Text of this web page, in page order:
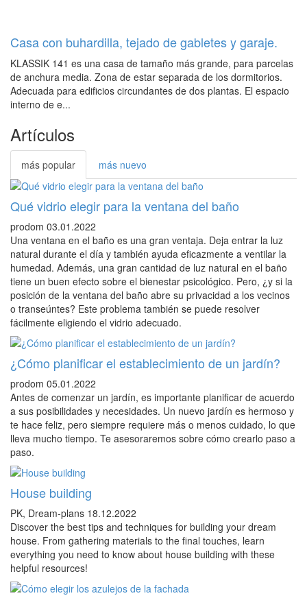
Casa con buhardilla, tejado de gabletes y garaje.
KLASSIK 141 es una casa de tamaño más grande, para parcelas
de anchura media. Zona de estar separada de los dormitorios.
Adecuada para edificios circundantes de dos plantas. El espacio
interno de e...
Artículos
más popular más nuevo
Qué vidrio elegir para la ventana del baño
prodom 03.01.2022
Una ventana en el baño es una gran ventaja. Deja entrar la luz
natural durante el día y también ayuda eficazmente a ventilar la
humedad. Además, una gran cantidad de luz natural en el baño
tiene un buen efecto sobre el bienestar psicológico. Pero, ¿y si la
posición de la ventana del baño abre su privacidad a los vecinos
o transeúntes? Este problema también se puede resolver
fácilmente eligiendo el vidrio adecuado.
¿Cómo planificar el establecimiento de un jardín?
prodom 05.01.2022
Antes de comenzar un jardín, es importante planificar de acuerdo
a sus posibilidades y necesidades. Un nuevo jardín es hermoso y
te hace feliz, pero siempre requiere más o menos cuidado, lo que
lleva mucho tiempo. Te asesoraremos sobre cómo crearlo paso a
paso.
House building
PK, Dream-plans 18.12.2022
Discover the best tips and techniques for building your dream
house. From gathering materials to the final touches, learn
everything you need to know about house building with these
helpful resources!